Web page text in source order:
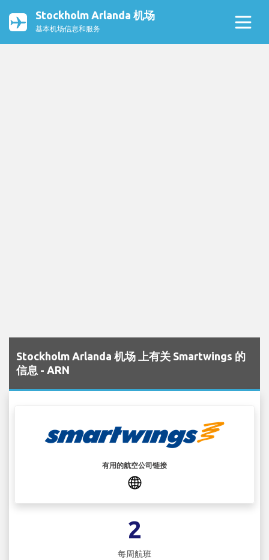
Stockholm Arlanda 机场
基本机场信息和服务
Stockholm Arlanda 机场 上有关 Smartwings 的
信息 - ARN
有用的航空公司链接
2
每周航班